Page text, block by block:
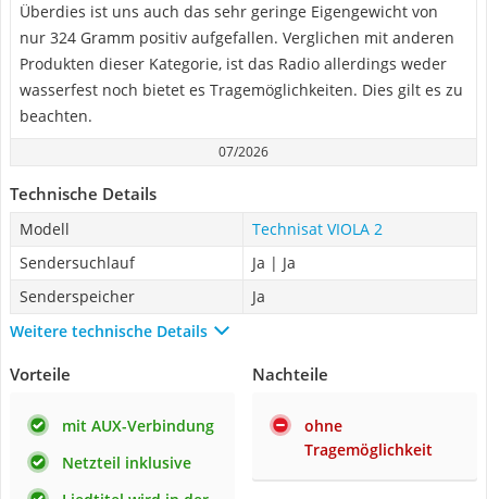
Überdies ist uns auch das sehr geringe Eigengewicht von
nur 324 Gramm positiv aufgefallen. Verglichen mit anderen
Produkten dieser Kategorie, ist das Radio allerdings weder
wasserfest noch bietet es Tragemöglichkeiten. Dies gilt es zu
beachten.
07/2026
Technische Details
Modell
Technisat VIOLA 2
Sendersuchlauf
Ja | Ja
Senderspeicher
Ja
Weitere technische Details
Vorteile
mit AUX-Verbindung
Netzteil inklusive
Nachteile
ohne
Tragemöglichkeit